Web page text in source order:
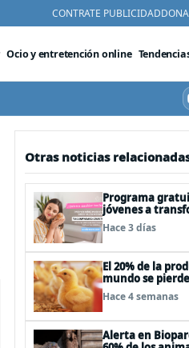
CONTRATE PUBLICIDAD
Ocio y entretención online
Otras noticias
Programa
jóvenes a
de consumo
alimenticio y de
Hace 3 días
El 20% de la
mundo se
enfermedades
evitar
Hace 4 semanas
Alerta en